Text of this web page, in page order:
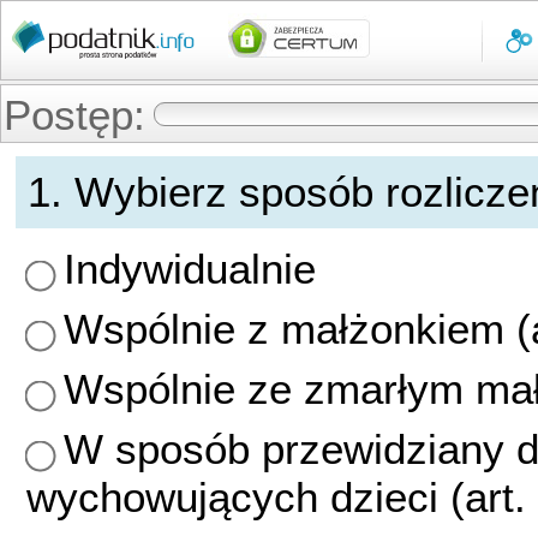
menu
do
treści
strony
Postęp: 0%
Sposób
rozliczenia
Sposób
rozliczenia
1. Wybierz sposób
Indywidualnie
Wspólnie z małżonkiem
Wspólnie ze zmarłym
W sposób przewidziany
wychowujących dzieci